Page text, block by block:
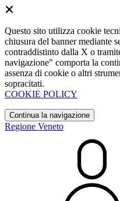
Questo sito utilizza cookie
chiusura del banner mediante
contraddistinto dalla X o
navigazione" comporta la
assenza di cookie o altri
sopracitati.
COOKIE POLICY
Continua la navigazione
Regione Veneto